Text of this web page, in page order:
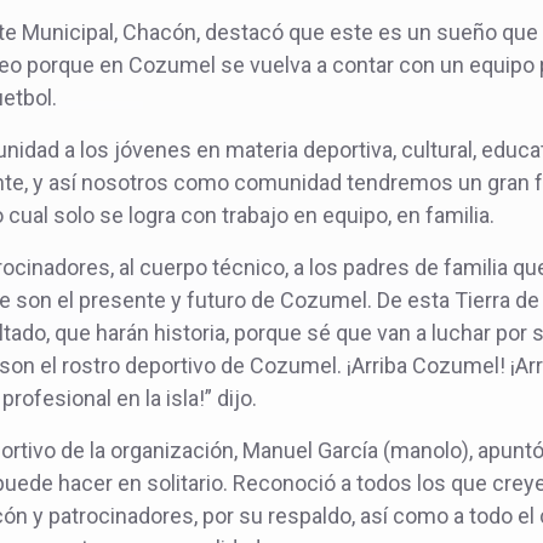
Municipal, Chacón, destacó que este es un sueño
porque en Cozumel se vuelva a contar con un
a los jóvenes en materia deportiva, cultural,
y así nosotros como comunidad tendremos un gran
solo se logra con trabajo en equipo, en familia.
al cuerpo técnico, a los padres de familia
son el presente y futuro de Cozumel. De esta Tierra
que harán historia, porque sé que van a luchar
el rostro deportivo de Cozumel. ¡Arriba Cozumel!
en la isla!” dijo.
de la organización, Manuel García (manolo),
hacer en solitario. Reconoció a todos los que
y patrocinadores, por su respaldo, así como a todo